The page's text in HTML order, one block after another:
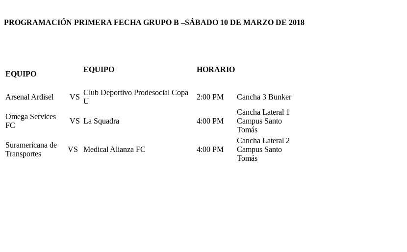
PROGRAMACIÓN PRIMERA FECHA GRUPO B –SÁBADO 10 DE MARZO DE 2018
EQUIPO
EQUIPO HORARIO
Arsenal Ardisel VS
Club Deportivo Prodesocial Copa
U
2:00 PM Cancha 3 Bunker
Omega Services
FC
VS La Squadra 4:00 PM
Cancha Lateral 1
Campus Santo
Tomás
Suramericana de
Transportes
VS Medical Alianza FC 4:00 PM
Cancha Lateral 2
Campus Santo
Tomás